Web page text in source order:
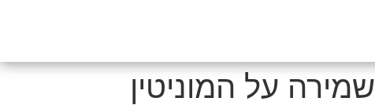
על המוניטין